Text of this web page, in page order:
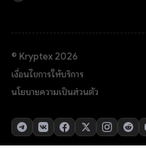
© Kryptex 2026
เงื่อนไขการให้บริการ
นโยบายความเป็นส่วนตัว